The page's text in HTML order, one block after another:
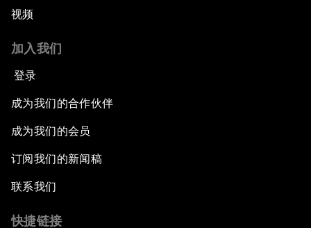
视频
加入我们
登录
成为我们的合作伙伴
成为我们的会员
订阅我们的新闻稿
联系我们
快捷链接